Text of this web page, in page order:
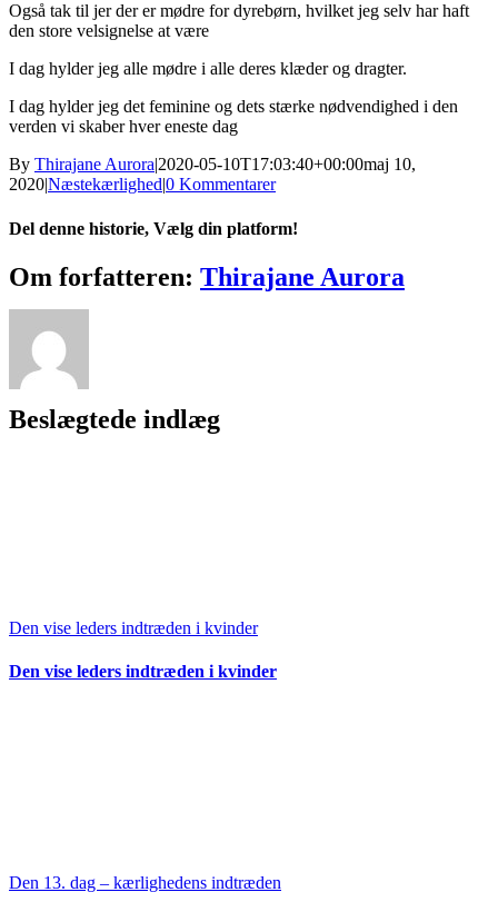
Også tak til jer der er mødre for dyrebørn, hvilket jeg selv har haft
den store velsignelse at være
I dag hylder jeg alle mødre i alle deres klæder og dragter.
I dag hylder jeg det feminine og dets stærke nødvendighed i den
verden vi skaber hver eneste dag
By Thirajane Aurora|2020-05-10T17:03:40+00:00maj 10,
2020|Næstekærlighed|0 Kommentarer
Del denne historie, Vælg din platform!
Facebook
X
Reddit
LinkedIn
WhatsApp
Telegram
Tumblr
Pinterest
Vk
Xing
E-
mail
Om forfatteren: Thirajane Aurora
Beslægtede indlæg
Den vise leders indtræden i kvinder
Den vise leders indtræden i kvinder
Den 13. dag – kærlighedens indtræden